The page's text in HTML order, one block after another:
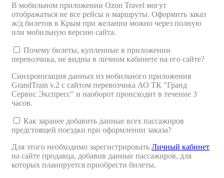
В мобильном приложении Ozon Travel могут
отображаться не все рейсы и маршруты. Оформить заказ
ж/д билетов в Крым при желании можно через полную
или мобильную версию сайта.
Почему билеты, купленные в приложении
перевозчика, не видны в личном кабинете на его сайте?
Синхронизация данных из мобильного приложения
GrandTrain v.2 с сайтом перевозчика АО ТК "Гранд
Сервис Экспресс" и наоборот происходит в течение 3
часов.
Как заранее добавить данные всех пассажиров
предстоящей поездки при оформлении заказа?
Для этого необходимо зарегистрировать Личный кабинет
на сайте продавца, добавив данные пассажиров, для
которых планируется приобрести билеты.